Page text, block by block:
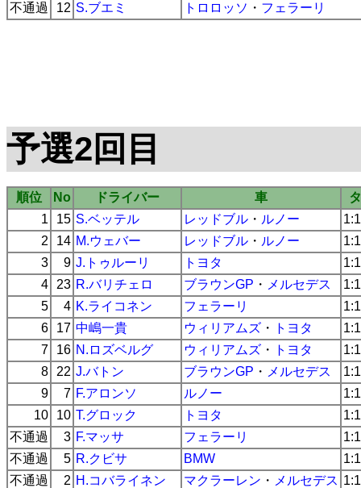
不通過
12 S.ブエミ トロロッソ ・ フェラーリ
予選2回目
順位 No ドライバー 車
1
15 S.ベッテル レッドブル ・ ルノー
2
14 M.ウェバー レッドブル ・ ルノー
3
9 J.トゥルーリ トヨタ
4
23 R.バリチェロ ブラウンGP ・ メルセデス
5
4 K.ライコネン フェラーリ
6
17 中嶋一貴 ウィリアムズ ・ トヨタ
7
16 N.ロズベルグ ウィリアムズ ・ トヨタ
8
22 J.バトン ブラウンGP ・ メルセデス
9
7 F.アロンソ ルノー
10
10 T.グロック トヨタ
不通過
3 F.マッサ フェラーリ
不通過
5 R.クビサ BMW
不通過
2 H.コバライネン マクラーレン ・ メルセデス